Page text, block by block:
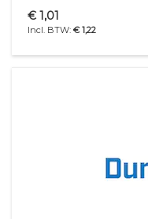
€ 1,22
€ 1,01